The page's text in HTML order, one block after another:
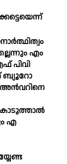
എം
പിവി
ബ്യൂറോ
അന്‍വറിനെ
എ